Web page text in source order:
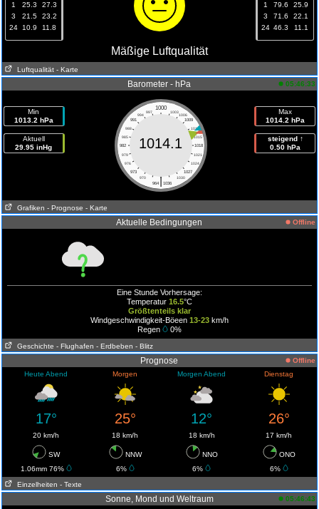
1
25.3
27.3
3
21.5
23.2
24
10.9 11.8
1
79.6
25.9
3
71.6
22.1
24 46.3 11.1
Mäßige Luftqualität
Luftqualität - Karte
Barometer - hPa 05:46:33
Min
1013.2 hPa
Aktuell
29.95 inHg
1000
997 1003
994
1006
991
1009
988
1012
985
1015
982
1018
979
1021
976
1024
973
1027
970
1030
|
964 1036
1014.1
Max
1014.2 hPa
steigend ↑
0.50 hPa
Grafiken - Prognose - Karte
Aktuelle Bedingungen Offline
Eine Stunde Vorhersage:
Temperatur 16.5°C
Größtenteils klar
Windgeschwindigkeit-Böeen 13-23km/h
Regen
0%
Geschichte - Flughafen - Erdbeben - Blitz
Prognose
Offline
Heute Abend
Morgen Morgen Abend Dienstag
17° 25° 12° 26°
20 km/h 18 km/h 18 km/h 17 km/h
SW NNW NNO
ONO
1.06mm 76%
6% 6%
6%
Einzelheiten - Texte
Sonne, Mond und Weltraum 05:46:43